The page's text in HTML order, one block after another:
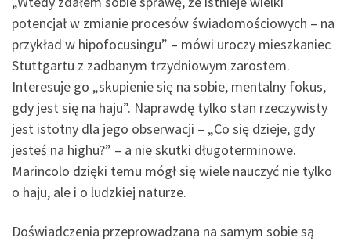
potencjał w zmianie procesów świadomościowych – na
przykład w hipofocusingu” – mówi uroczy mieszkaniec
Stuttgartu z zadbanym trzydniowym zarostem.
Interesuje go „skupienie się na sobie, mentalny fokus,
gdy jest się na haju”. Naprawdę tylko stan rzeczywisty
jest istotny dla jego obserwacji – „Co się dzieje, gdy
jesteś na highu?” – a nie skutki długoterminowe.
Marincolo dzięki temu mógł się wiele nauczyć nie tylko
o haju, ale i o ludzkiej naturze.
Doświadczenia przeprowadzana na samym sobie są